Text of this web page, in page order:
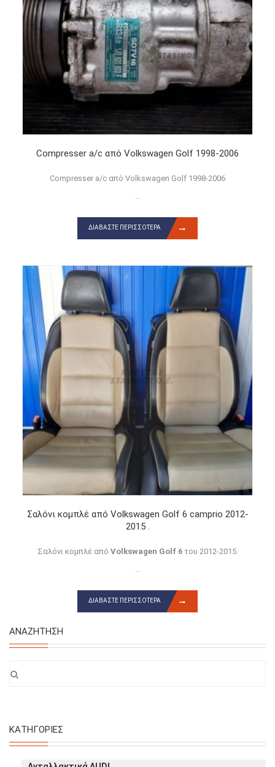
Compresser a/c από Volkswagen Golf 1998-2006
Compresser a/c από Volkswagen Golf 1998-2006
...
ΔΙΑΒΆΣΤΕ ΠΕΡΙΣΣΌΤΕΡΑ
Σαλόνι κομπλέ από Volkswagen Golf 6 camprio 2012-
2015 .
Σαλόνι κομπλέ από Volkswagen Golf 6του 2012-2015.
...
ΔΙΑΒΆΣΤΕ ΠΕΡΙΣΣΌΤΕΡΑ
ΑΝΑΖΉΤΗΣΗ
ΚΑΤΗΓΟΡΊΕΣ